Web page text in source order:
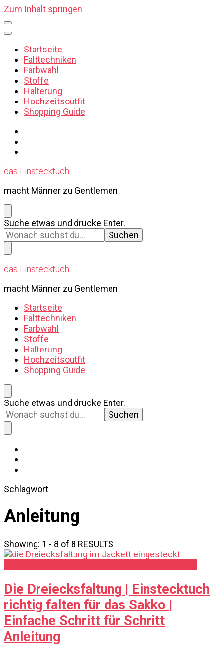
Zum Inhalt springen
Startseite
Falttechniken
Farbwahl
Stoffe
Halterung
Hochzeitsoutfit
Shopping Guide
das Einstecktuch
macht Männer zu Gentlemen
Suchst
du
nach
etwas?
Suche etwas und drücke Enter.
das Einstecktuch
macht Männer zu Gentlemen
Startseite
Falttechniken
Farbwahl
Stoffe
Halterung
Hochzeitsoutfit
Shopping Guide
Suchst
du
nach
etwas?
Suche etwas und drücke Enter.
Schlagwort
Anleitung
Showing: 1 - 8 of 8 RESULTS
Die Dreiecksfaltung | Einstecktuch
richtig falten für das Sakko |
Einfache Schritt für Schritt
Anleitung